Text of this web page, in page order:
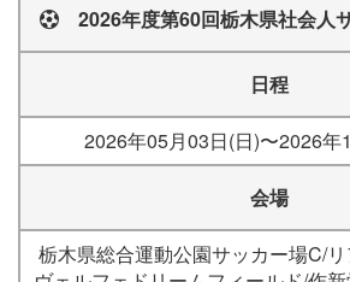
2026年度第60回栃木県社会人
日程
2026年05月03日(日)〜2026年
会場
栃木県総合運動公園サッカー場C/